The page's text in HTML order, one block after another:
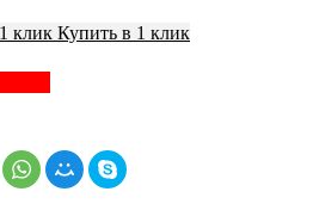
Купить в 1 клик